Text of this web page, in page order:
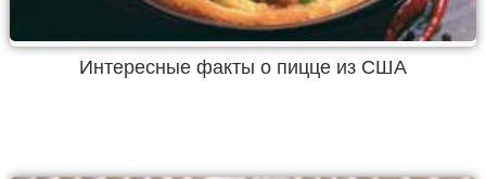
Интересные факты о пицце из США